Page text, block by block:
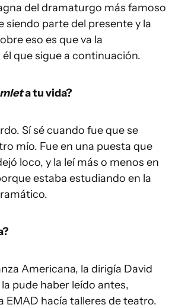
del dramaturgo más famoso
siendo parte del presente y la
eso es que va la
que sigue a continuación.
a tu vida?
Sí sé cuando fue que se
mío. Fue en una puesta que
loco, y la leí más o menos en
estaba estudiando en la
Americana, la dirigía David
pude haber leído antes,
EMAD hacía talleres de teatro.